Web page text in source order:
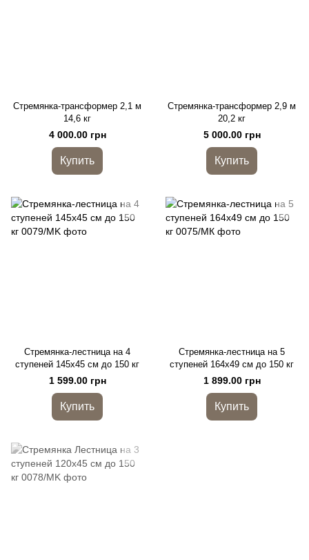
Стремянка-трансформер 2,1 м
14,6 кг
4 000.00 грн
Купить
Стремянка-трансформер 2,9 м
20,2 кг
5 000.00 грн
Купить
Стремянка-лестница на 4
ступеней 145х45 см до 150 кг
1 599.00 грн
Купить
Стремянка-лестница на 5
ступеней 164х49 см до 150 кг
1 899.00 грн
Купить